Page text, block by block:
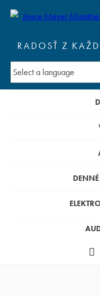
RADOSŤ Z